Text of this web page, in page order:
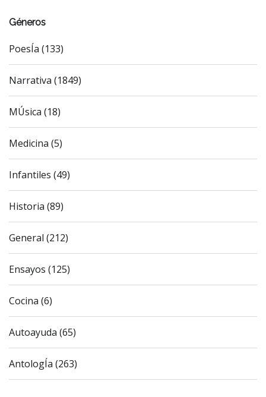
Géneros
PoesÍa (133)
Narrativa (1849)
MÚsica (18)
Medicina (5)
Infantiles (49)
Historia (89)
General (212)
Ensayos (125)
Cocina (6)
Autoayuda (65)
AntologÍa (263)